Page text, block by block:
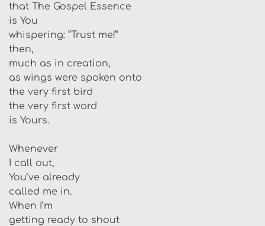
that The Gospel Essence
is You
whispering: “Trust me!”
then,
much as in creation,
as wings were spoken onto
the very first bird
the very first word
is Yours.
Whenever
I call out,
You’ve already
called me in.
When I’m
getting ready to shout